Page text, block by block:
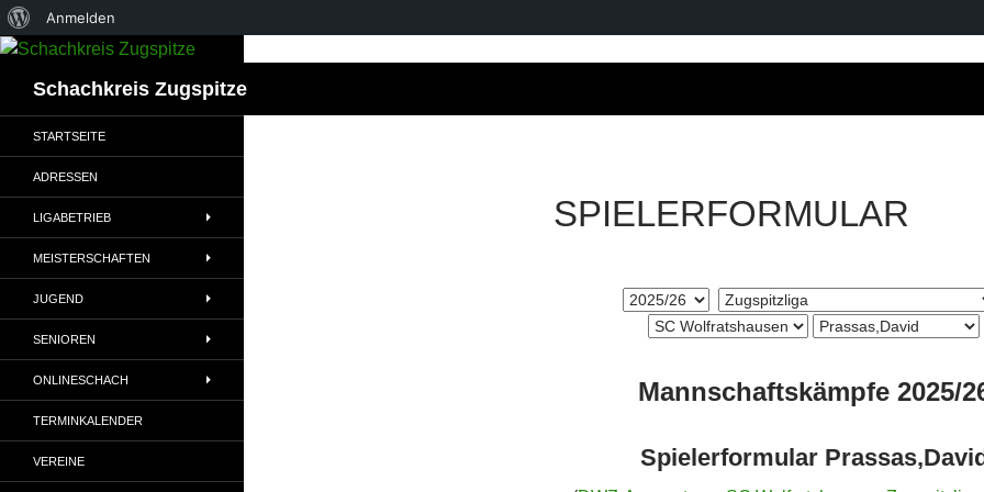
Über
WordPress
Anmelden
Zum
springenSchachkreis Zugspitze
SPIELERFORMULAR
Mannschaftskämpfe 2025/
Spielerformular
STARTSEITE
ADRESSEN
LIGABETRIEB
MEISTERSCHAFTEN
JUGEND
SENIOREN
ONLINESCHACH
TERMINKALENDER
VEREINE